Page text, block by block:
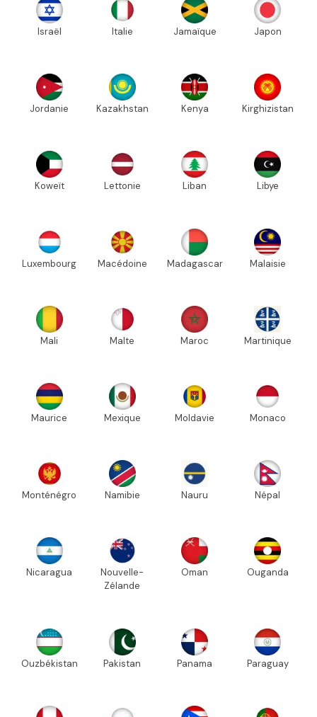
Israël Italie Jamaïque Japon
Jordanie Kazakhstan Kenya Kirghizistan
Koweït Lettonie Liban Libye
Luxembourg Macédoine Madagascar Malaisie
Mali Malte Maroc Martinique
Maurice Mexique Moldavie Monaco
Monténégro Namibie Nauru Népal
Nicaragua
Nouvelle-
Zélande
Oman Ouganda
Ouzbékistan Pakistan Panama Paraguay